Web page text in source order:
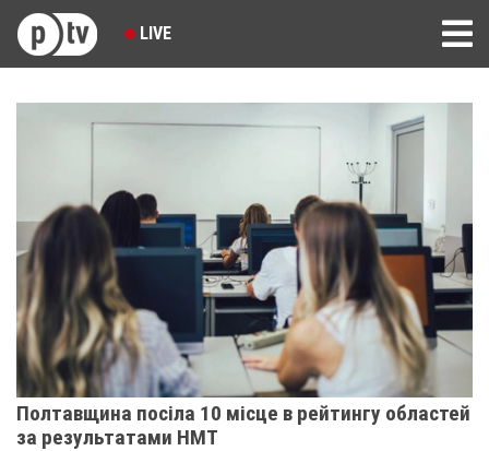
LIVE
Полтавщина посіла 10 місце в рейтингу областей
за результатами НМТ